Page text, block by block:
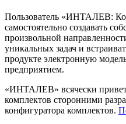
Пользователь «ИНТАЛЕВ:
самостоятельно создавать
произвольной
уникальных задач и
продукте электронную
предприятием.
«ИНТАЛЕВ» всячески
комплектов сторонними
конфигуратора комплектов.